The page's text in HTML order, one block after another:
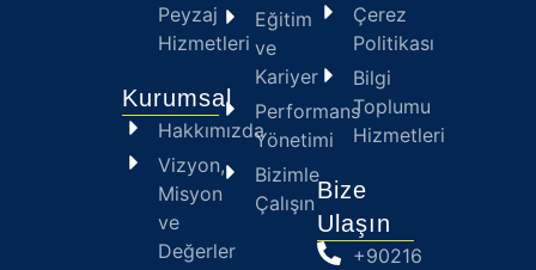
Peyzaj
Hizmetleri
Kurumsal
Hakkımızda
Vizyon,
Misyon
ve
Değerler
Eğitim
ve
Kariyer
Performans
Yönetimi
Bizimle
Çalışın
Çerez
Politikası
Bilgi
Toplumu
Hizmetleri
Bize
Ulaşın
+90216